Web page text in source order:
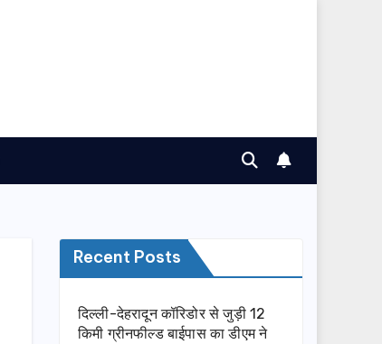
Recent Posts
दिल्ली-देहरादून कॉरिडोर से जुड़ी 12
किमी ग्रीनफील्ड बाईपास का डीएम ने